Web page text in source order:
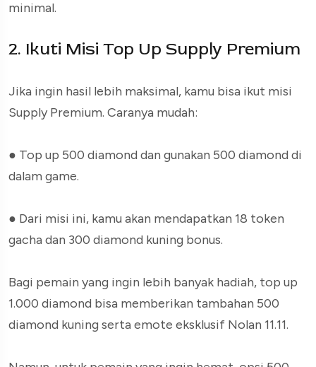
minimal.
2. Ikuti Misi Top Up Supply Premium
Jika ingin hasil lebih maksimal, kamu bisa ikut misi
Supply Premium. Caranya mudah:
● Top up 500 diamond dan gunakan 500 diamond di
dalam game.
● Dari misi ini, kamu akan mendapatkan 18 token
gacha dan 300 diamond kuning bonus.
Bagi pemain yang ingin lebih banyak hadiah, top up
1.000 diamond bisa memberikan tambahan 500
diamond kuning serta emote eksklusif Nolan 11.11.